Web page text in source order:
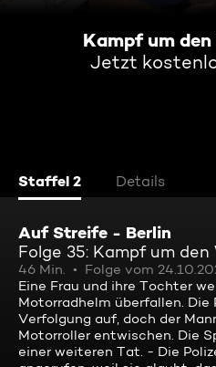
Kampf um
Jetzt
Staffel 2 Details
Auf Streife - Berlin
Folge 35: Kampf um
46 Min. Folge vom
Eine Frau und ihre Tochter
Motorradhelm überfallen. Die
Verfolgung auf, doch der
Motorroller entwischen. Die
einer weiteren Tat. - Die